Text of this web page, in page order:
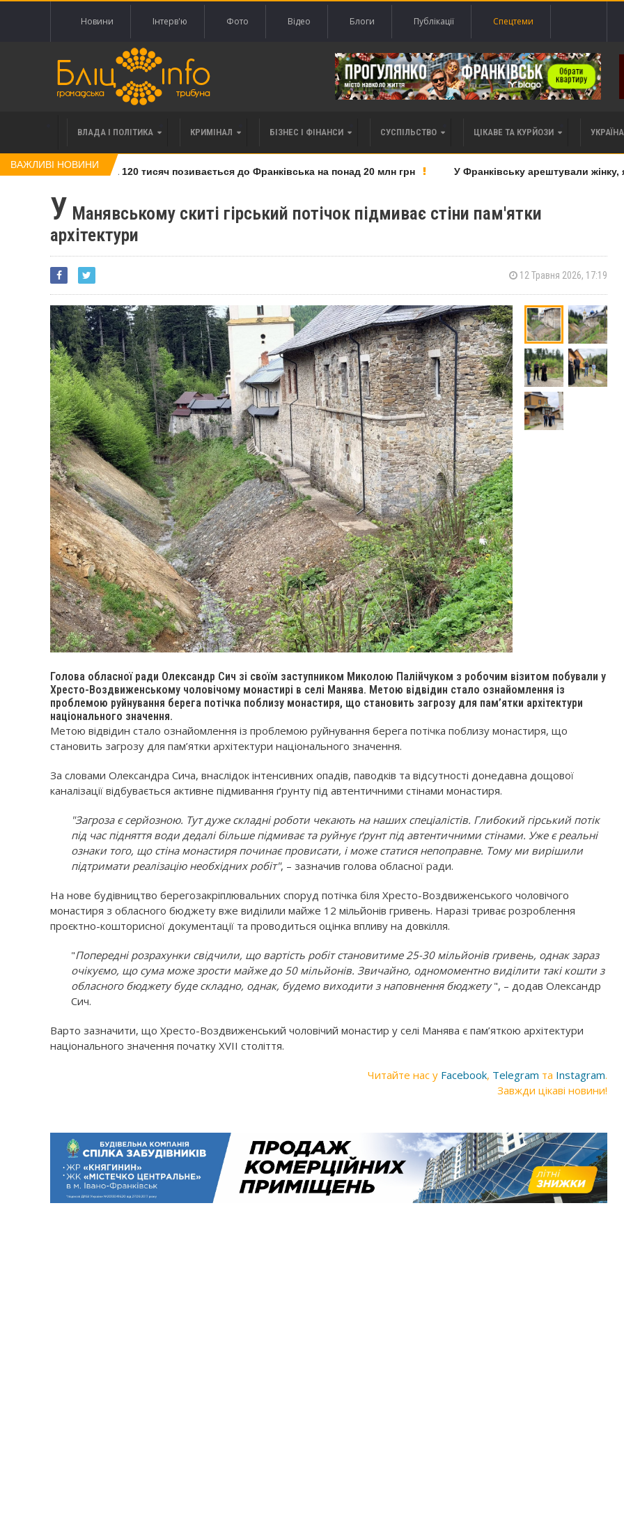
Новини Інтерв'ю Фото Відео Блоги Публікації Спецтеми
ВЛАДА І ПОЛІТИКА КРИМІНАЛ БІЗНЕС І ФІНАНСИ СУСПІЛЬСТВО ЦІКАВЕ ТА КУРЙОЗИ
ВАЖЛИВІ НОВИНИ
права вимоги за 120 тисяч позивається до Франківська на понад 20 млн грн У Франківську арештували жінку,
У Манявському скиті гірський потічок підмиває стіни пам'ятки
архітектури
12 Травня 2026, 17:19
Голова обласної ради Олександр Сич зі своїм заступником Миколою Палійчуком з робочим візитом побували у
Хресто-Воздвиженському чоловічому монастирі в селі Манява. Метою відвідин стало ознайомлення із
проблемою руйнування берега потічка поблизу монастиря, що становить загрозу для пам’ятки архітектури
національного значення.
Метою відвідин стало ознайомлення із проблемою руйнування берега потічка поблизу монастиря, що
становить загрозу для пам’ятки архітектури національного значення.
За словами Олександра Сича, внаслідок інтенсивних опадів, паводків та відсутності донедавна дощової
каналізації відбувається активне підмивання ґрунту під автентичними стінами монастиря.
"Загроза є серйозною. Тут дуже складні роботи чекають на наших спеціалістів. Глибокий гірський потік
під час підняття води дедалі більше підмиває та руйнує ґрунт під автентичними стінами. Уже є реальні
ознаки того, що стіна монастиря починає провисати, і може статися непоправне. Тому ми вирішили
підтримати реалізацію необхідних робіт", – зазначив голова обласної ради.
На нове будівництво берегозакріплювальних споруд потічка біля Хресто-Воздвиженського чоловічого
монастиря з обласного бюджету вже виділили майже 12 мільйонів гривень. Наразі триває розроблення
проєктно-кошторисної документації та проводиться оцінка впливу на довкілля.
"Попередні розрахунки свідчили, що вартість робіт становитиме 25-30 мільйонів гривень, однак зараз
очікуємо, що сума може зрости майже до 50 мільйонів. Звичайно, одномоментно виділити такі кошти з
обласного бюджету буде складно, однак, будемо виходити з наповнення бюджету", – додав Олександр
Сич.
Варто зазначити, що Хресто-Воздвиженський чоловічий монастир у селі Манява є пам’яткою архітектури
національного значення початку XVII століття.
Читайте нас у Facebook, Telegram та Instagram.
Завжди цікаві новини!